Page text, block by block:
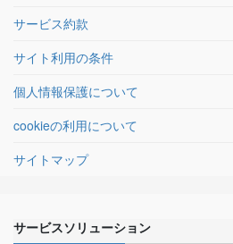
サービス約款
サイト利用の条件
個人情報保護について
cookieの利用について
サイトマップ
サービスソリューション